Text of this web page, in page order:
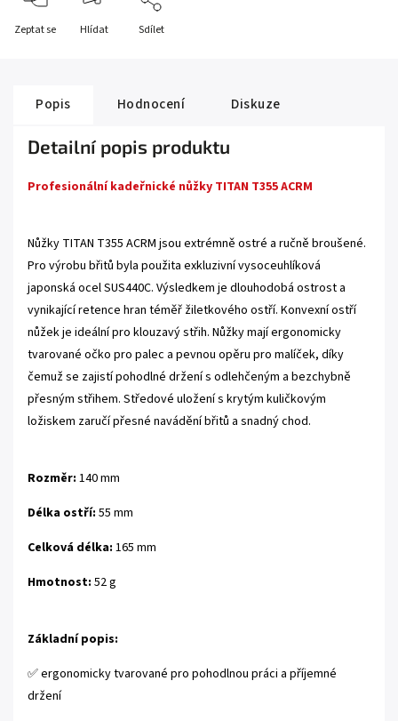
Zeptat se Hlídat Sdílet
Popis Hodnocení Diskuze
Detailní popis produktu
Profesionální kadeřnické nůžky TITAN T355 ACRM
Nůžky TITAN T355 ACRM jsou extrémně ostré a ručně broušené.
Pro výrobu břitů byla použita exkluzivní vysoceuhlíková
japonská ocel SUS440C. Výsledkem je dlouhodobá ostrost a
vynikající retence hran téměř žiletkového ostří. Konvexní ostří
nůžek je ideální pro klouzavý střih. Nůžky mají ergonomicky
tvarované očko pro palec a pevnou opěru pro malíček, díky
čemuž se zajistí pohodlné držení s odlehčeným a bezchybně
přesným střihem. Středové uložení s krytým kuličkovým
ložiskem zaručí přesné navádění břitů a snadný chod.
Rozměr: 140 mm
Délka ostří: 55 mm
Celková délka: 165 mm
Hmotnost: 52 g
Základní popis:
✅ ergonomicky tvarované pro pohodlnou práci a příjemné
držení